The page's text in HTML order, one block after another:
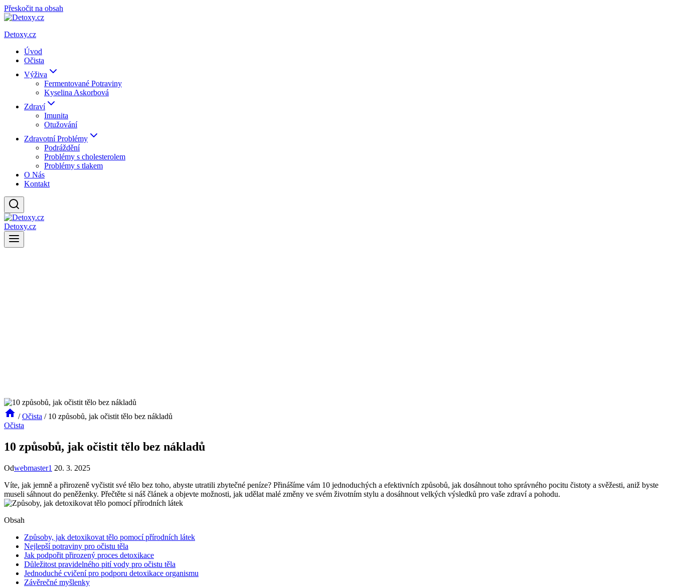
Přeskočit na obsah
Detoxy.cz
Úvod
Očista
Výživa
Fermentované Potraviny
Kyselina Askorbová
Zdraví
Imunita
Otužování
Zdravotní Problémy
Podráždění
Problémy s cholesterolem
Problémy s tlakem
O Nás
Kontakt
Detoxy.cz
/ Očista / 10 způsobů, jak očistit tělo bez nákladů
Očista
10 způsobů, jak očistit tělo bez nákladů
Odwebmaster1 20. 3. 2025
Víte, jak jemně a přirozeně vyčistit své tělo bez toho, abyste utratili zbytečné peníze? Přinášíme vám 10 jednoduchých a efektivních způsobů, jak dosáhnout toho správného pocitu čistoty a svěžesti, aniž byste
museli sáhnout do peněženky. Přečtěte si náš článek a objevte možnosti, jak udělat malé změny ve svém životním stylu a dosáhnout velkých výsledků pro vaše zdraví a pohodu.
Obsah
Způsoby, jak detoxikovat tělo pomocí přírodních látek
Nejlepší potraviny pro očistu těla
Jak podpořit přirozený proces detoxikace
Důležitost pravidelného pití vody pro očistu těla
Jednoduché cvičení pro podporu detoxikace organismu
Závěrečné myšlenky